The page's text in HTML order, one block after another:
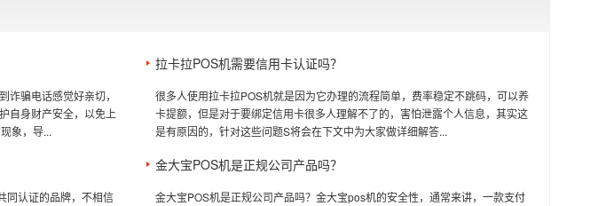
诈骗电话感觉好亲切，
自身财产安全，以免上
象，导...
拉卡拉POS机需要信用卡认证吗？
很多人使用拉卡拉POS机就是因为它办理的流程简单，费率稳定不跳码，可以养
卡提额，但是对于要绑定信用卡很多人理解不了的，害怕泄露个人信息，其实这
是有原因的，针对这些问题S将会在下文中为大家做详细解答...
同认证的品牌，不相信
金大宝POS机是正规公司产品吗？
金大宝POS机是正规公司产品吗？金大宝pos机的安全性，通常来讲，一款支付